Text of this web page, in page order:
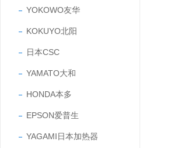
YOKOWO友华
KOKUYO北阳
日本CSC
YAMATO大和
HONDA本多
EPSON爱普生
YAGAMI日本加热器